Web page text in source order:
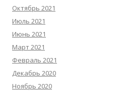
Октябрь 2021
Июль 2021
Июнь 2021
Март 2021
Февраль 2021
Декабрь 2020
Ноябрь 2020